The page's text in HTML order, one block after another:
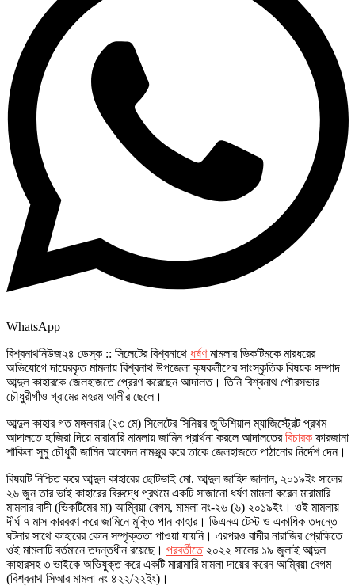
WhatsApp
বিশ্বনাথনিউজ২৪ ডেস্ক :: সিলেটের বিশ্বনাথে ধর্ষণমামলার ভিকটিমকে মারধরের
অভিযোগে দায়েরকৃত মামলায় বিশ্বনাথ উপজেলা কৃষকলীগের সাংস্কৃতিক বিষয়ক সম্পাদ
আব্দুল কাহারকে জেলহাজতে প্রেরণ করেছেন আদালত। তিনি বিশ্বনাথ পৌরসভার
চৌধুরীগাঁও গ্রামের মহরম আলীর ছেলে।
আব্দুল কাহার গত মঙ্গলবার (২৩ মে) সিলেটের সিনিয়র জুডিশিয়াল ম্যাজিস্ট্রেট প্রথম
আদালতে হাজিরা দিয়ে মারামারি মামলায় জামিন প্রার্থনা করলে আদালতেরবিচারক ফারজানা
শাকিলা সুমু চৌধুরী জামিন আবেদন নামঞ্জুর করে তাকে জেলহাজতে পাঠানোর নির্দেশ দেন।
বিষয়টি নিশ্চিত করে আব্দুল কাহারের ছোটভাই মো. আব্দুল জাহিদ জানান, ২০১৯ইং সালের
২৬ জুন তার ভাই কাহারের বিরুদ্ধে প্রথমে একটি সাজানো ধর্ষণ মামলা করেন মারামারি
মামলার বাদী (ভিকটিমের মা) আম্বিয়া বেগম, মামলা নং-২৬ (৬) ২০১৯ইং। ওই মামলায়
দীর্ঘ ৭ মাস কারবরণ করে জামিনে মুক্তি পান কাহার। ডিএনএ টেস্ট ও একাধিক তদন্তে
ঘটনার সাথে কাহারের কোন সম্পৃক্ততা পাওয়া যায়নি। এরপরও বাদীর নারাজির প্রেক্ষিতে
ওই মামলাটি বর্তমানে তদন্তধীন রয়েছে। পরবর্তীতে২০২২ সালের ১৯ জুলাই আব্দুল
কাহারসহ ৩ ভাইকে অভিযুক্ত করে একটি মারামারি মামলা দায়ের করেন আম্বিয়া বেগম
(বিশ্বনাথ সিআর মামলা নং ৪২২/২২ইং)।